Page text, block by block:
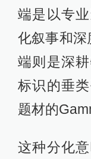
端是以专
化叙事和深
端则是深
标识的垂
题材的
这种分化